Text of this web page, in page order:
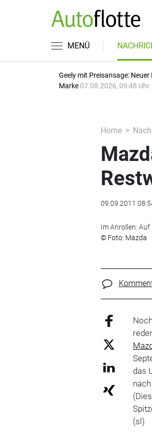
MENÜ
Geely mit Preisansage:
Marke 07.08.2026, 09:48 Uhr
Home
09.09.2011
Im Anrollen: Auf
© Foto: Mazda
das
(sl)